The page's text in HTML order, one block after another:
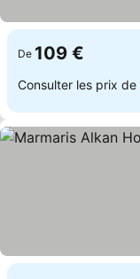
De 109 €
Consulter les prix de